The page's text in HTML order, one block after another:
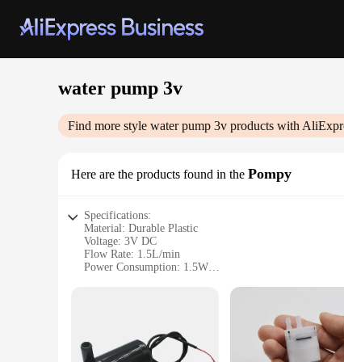
water pump 3v
Find more style water pump 3v products with
Here are the products found in the Pompy
Specifications:
Material: Durable Plastic
Voltage: 3V DC
Flow Rate: 1.5L/min
Power Consumption: 1.5W
Compatibility: Ideal for various DIY projects and small-
**Efficient and Compact Design**
The water pump 3v Pompy is a compact and efficient
pump into their DIY projects or small-scale water